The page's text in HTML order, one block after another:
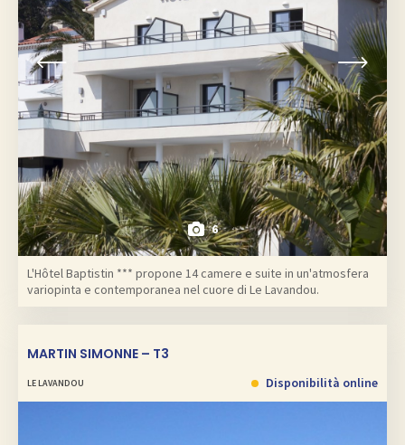
6
L'Hôtel Baptistin *** propone 14 camere e suite in un'atmosfera
variopinta e contemporanea nel cuore di Le Lavandou.
MARTIN SIMONNE – T3
LE LAVANDOU Disponibilità online